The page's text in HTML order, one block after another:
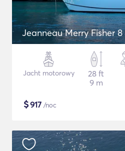
Jeanneau Merry Fisher 8
Jacht motorowy
28 ft
9 m
$917 /noc